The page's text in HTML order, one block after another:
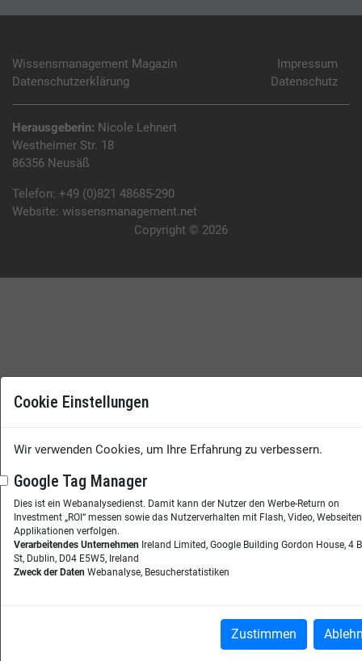
Wissensmanagement Magazin
Impressum
Datenschutzerklärung
Datenschutz
Herausgeberin: Nicole Lehnert
Westheimer Str. 18
86356 Neusäß
Telefon: +49 (0)821 48685-290
Website: wissensmanagement.net
Copyright © 2026
Cookie Einstellungen
Wir verwenden Cookies, um Ihre Erfahrung zu verbessern.
Google Tag Manager
Dies ist ein Webanalysedienst. Damit kann der Nutzer den Werbe-Return on
Investment „ROI“ messen sowie das Nutzerverhalten mit Flash, Video,
Applikationen verfolgen.
Verarbeitendes Unternehmen Ireland Limited, Google Building Gordon House, 4
St, Dublin, D04 E5W5, Ireland
Zweck der Daten Webanalyse, Besucherstatistiken
Zustimmen